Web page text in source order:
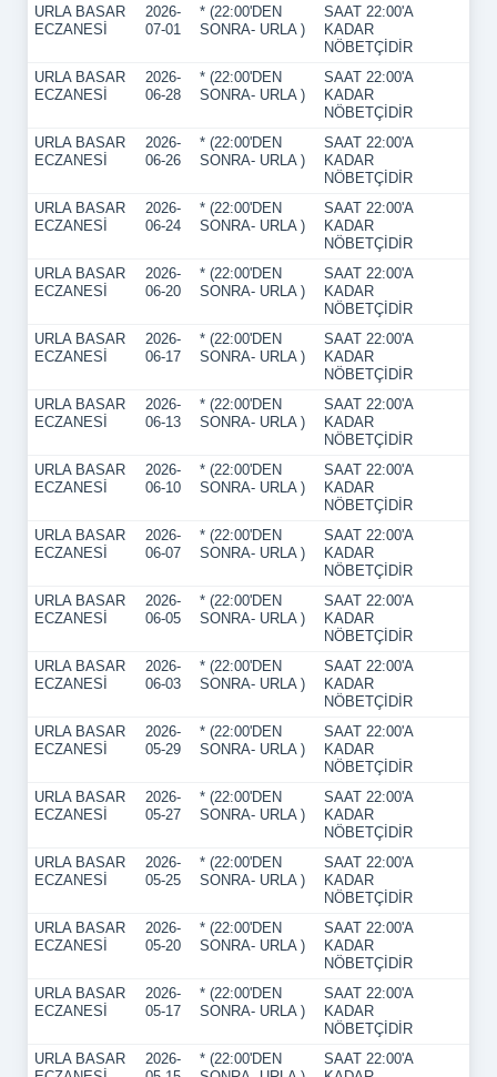
URLA BASAR
ECZANESİ
2026-
07-01
* (22:00'DEN
SONRA- URLA )
SAAT 22:00'A
KADAR
NÖBETÇİDİR
URLA BASAR
ECZANESİ
2026-
06-28
* (22:00'DEN
SONRA- URLA )
SAAT 22:00'A
KADAR
NÖBETÇİDİR
URLA BASAR
ECZANESİ
2026-
06-26
* (22:00'DEN
SONRA- URLA )
SAAT 22:00'A
KADAR
NÖBETÇİDİR
URLA BASAR
ECZANESİ
2026-
06-24
* (22:00'DEN
SONRA- URLA )
SAAT 22:00'A
KADAR
NÖBETÇİDİR
URLA BASAR
ECZANESİ
2026-
06-20
* (22:00'DEN
SONRA- URLA )
SAAT 22:00'A
KADAR
NÖBETÇİDİR
URLA BASAR
ECZANESİ
2026-
06-17
* (22:00'DEN
SONRA- URLA )
SAAT 22:00'A
KADAR
NÖBETÇİDİR
URLA BASAR
ECZANESİ
2026-
06-13
* (22:00'DEN
SONRA- URLA )
SAAT 22:00'A
KADAR
NÖBETÇİDİR
URLA BASAR
ECZANESİ
2026-
06-10
* (22:00'DEN
SONRA- URLA )
SAAT 22:00'A
KADAR
NÖBETÇİDİR
URLA BASAR
ECZANESİ
2026-
06-07
* (22:00'DEN
SONRA- URLA )
SAAT 22:00'A
KADAR
NÖBETÇİDİR
URLA BASAR
ECZANESİ
2026-
06-05
* (22:00'DEN
SONRA- URLA )
SAAT 22:00'A
KADAR
NÖBETÇİDİR
URLA BASAR
ECZANESİ
2026-
06-03
* (22:00'DEN
SONRA- URLA )
SAAT 22:00'A
KADAR
NÖBETÇİDİR
URLA BASAR
ECZANESİ
2026-
05-29
* (22:00'DEN
SONRA- URLA )
SAAT 22:00'A
KADAR
NÖBETÇİDİR
URLA BASAR
ECZANESİ
2026-
05-27
* (22:00'DEN
SONRA- URLA )
SAAT 22:00'A
KADAR
NÖBETÇİDİR
URLA BASAR
ECZANESİ
2026-
05-25
* (22:00'DEN
SONRA- URLA )
SAAT 22:00'A
KADAR
NÖBETÇİDİR
URLA BASAR
ECZANESİ
2026-
05-20
* (22:00'DEN
SONRA- URLA )
SAAT 22:00'A
KADAR
NÖBETÇİDİR
URLA BASAR
ECZANESİ
2026-
05-17
* (22:00'DEN
SONRA- URLA )
SAAT 22:00'A
KADAR
NÖBETÇİDİR
URLA BASAR
2026-
* (22:00'DEN
SAAT 22:00'A